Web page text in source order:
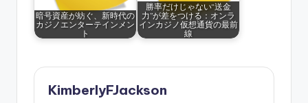
暗号資産が紡ぐ、新時代の
カジノエンターテインメン
ト
勝率だけじゃない“送金
力”が差をつける：オンラ
インカジノ仮想通貨の最前
線
KimberlyFJackson